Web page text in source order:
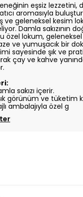
eşsiz lezzetini,
aromasıyla
ve geleneksel kesim
Damla sakızının
özel lokum,
ve yumuşacık bir
sayesinde şık ve
çay ve kahve
sakızı içerir.
görünüm ve tüketim
ambalajıyla özel g